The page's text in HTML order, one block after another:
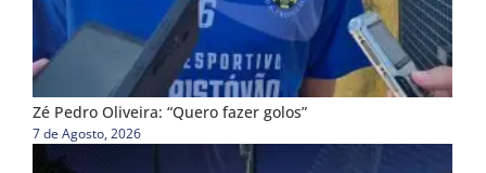
Zé Pedro Oliveira: “Quero fazer golos”
7 de Agosto, 2026